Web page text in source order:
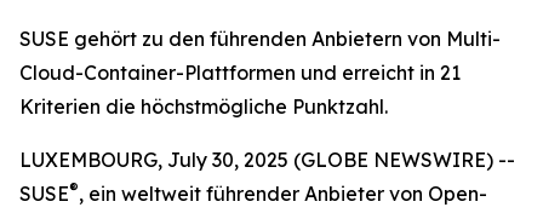
SUSE gehört zu den führenden Anbietern von Multi-
Cloud-Container-Plattformen und erreicht in 21
Kriterien die höchstmögliche Punktzahl.
LUXEMBOURG, July 30, 2025 (GLOBE NEWSWIRE) --
SUSE®, ein weltweit führender Anbieter von Open-